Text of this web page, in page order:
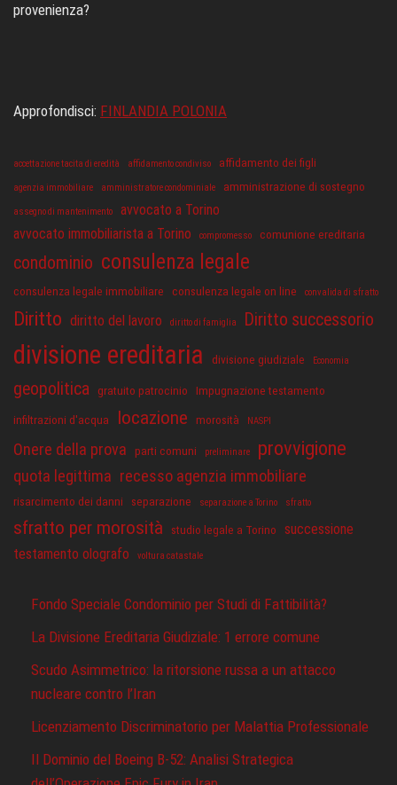
provenienza?
Approfondisci: FINLANDIA POLONIA
accettazione tacita di eredità affidamento condiviso affidamento dei figli
agenzia immobiliare amministratore condominiale amministrazione di sostegno
assegno di mantenimento
avvocato a Torino
avvocato immobiliarista a Torino
compromesso comunione ereditaria
condominio consulenza legale
consulenza legale immobiliare consulenza legale on line convalida di sfratto
Diritto diritto del lavoro diritto di famiglia Diritto successorio
divisione ereditaria divisione giudiziale Economia
geopolitica gratuito patrocinio Impugnazione testamento
infiltrazioni d'acqua locazione morosità NASPI
Onere della prova parti comuni preliminare provvigione
quota legittima recesso agenzia immobiliare
risarcimento dei danni separazione separazione a Torino sfratto
sfratto per morosità studio legale a Torino
successione
testamento olografo
voltura catastale
Fondo Speciale Condominio per Studi di Fattibilità?
La Divisione Ereditaria Giudiziale: 1 errore comune
Scudo Asimmetrico: la ritorsione russa a un attacco
nucleare contro l’Iran
Licenziamento Discriminatorio per Malattia Professionale
Il Dominio del Boeing B-52: Analisi Strategica